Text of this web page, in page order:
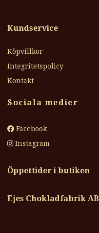
Kundservice
Köpvillkor
Integritetspolicy
Kontakt
Sociala medier
Facebook
Instagram
Öppettider i butiken
Ejes Chokladfabrik AB